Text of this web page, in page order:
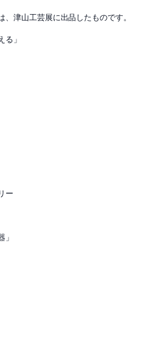
津山工芸展に出品したものです。
」
ー